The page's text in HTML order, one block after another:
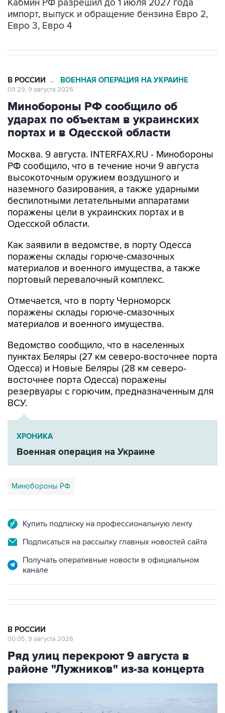
Кабмин РФ разрешил до 1 июля 2027 года
импорт, выпуск и обращение бензина Евро 2,
Евро 3, Евро 4
В РОССИИ → ВОЕННАЯ ОПЕРАЦИЯ НА УКРАИНЕ
09:29, 9 августа 2026
Минобороны РФ сообщило об
ударах по объектам в украинских
портах и в Одесской области
Москва. 9 августа. INTERFAX.RU - Минобороны
РФ сообщило, что в течение ночи 9 августа
высокоточным оружием воздушного и
наземного базирования, а также ударными
беспилотными летательными аппаратами
поражены цели в украинских портах и в
Одесской области.
Как заявили в ведомстве, в порту Одесса
поражены склады горюче-смазочных
материалов и военного имущества, а также
портовый перевалочный комплекс.
Отмечается, что в порту Черноморск
поражены склады горюче-смазочных
материалов и военного имущества.
Ведомство сообщило, что в населенных
пунктах Беляры (27 км северо-восточнее порта
Одесса) и Новые Беляры (28 км северо-
восточнее порта Одесса) поражены
резервуары с горючим, предназначенным для
ВСУ.
ХРОНИКА
Военная операция на Украине
Минобороны РФ
Купить подписку на профессиональную ленту
Подписаться на рассылку главных новостей сайта
Получать оперативные новости в официальном
канале
В РОССИИ
00:05, 9 августа 2026
Ряд улиц перекроют 9 августа в
районе "Лужников" из-за концерта